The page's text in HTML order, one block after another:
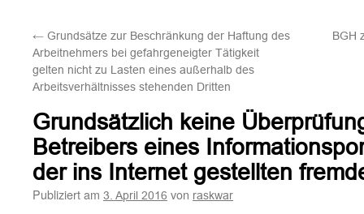
springen
← Grundsätze zur Beschränkung der Haftung des
Arbeitnehmers bei gefahrgeneigter Tätigkeit
gelten nicht zu Lasten eines außerhalb des
Arbeitsverhältnisses stehenden Dritten
BGH
Grundsätzlich keine
Betreibers eines
der ins Internet gestellten
Publiziert am 3. April 2016 von raskwar